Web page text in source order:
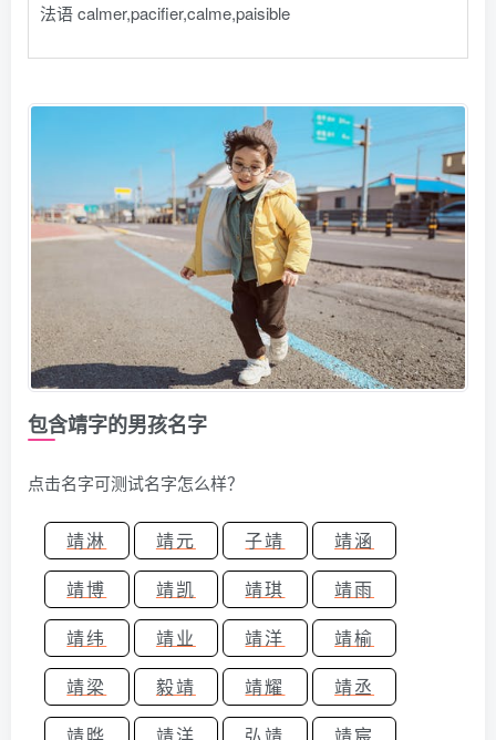
法语 calmer,pacifier,calme,paisible
包含靖字的男孩名字
点击名字可测试名字怎么样？
靖淋 靖元 子靖
靖涵
靖博
靖凯 靖琪
靖雨
靖纬
靖业 靖洋
靖榆
靖梁
毅靖 靖耀
靖丞